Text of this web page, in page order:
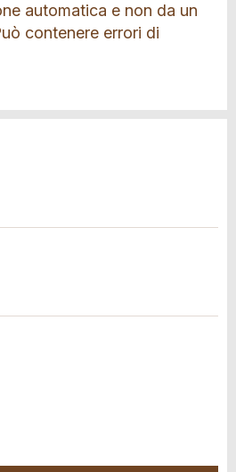
automatica e non da un
contenere errori di
apprezzato!
è più valido
annuncio agli amici.